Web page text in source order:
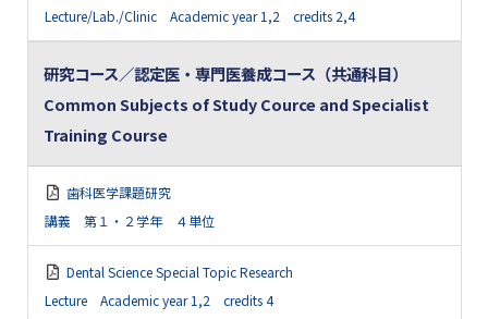
Lecture/Lab./Clinic Academic year 1,2 credits 2,4
研究コース／認定医・専門医養成コース（共通科目）
Common Subjects of Study Cource and Specialist
Training Course
歯科医学課題研究
講義 第１・２学年 ４単位
Dental Science Special Topic Research
Lecture Academic year 1,2 credits 4